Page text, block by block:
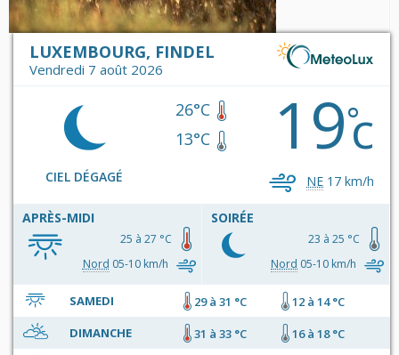
LUXEMBOURG, FINDEL
Vendredi 7 août 2026
CIEL DÉGAGÉ
26°C
13°C
19°c
NE 17 km/h
APRÈS-MIDI
25 à 27 °C
Nord 05-10 km/h
SOIRÉE
23 à 25 °C
Nord 05-10 km/h
SAMEDI 29 à 31 °C
12 à 14 °C
DIMANCHE
31 à 33 °C
16 à 18 °C